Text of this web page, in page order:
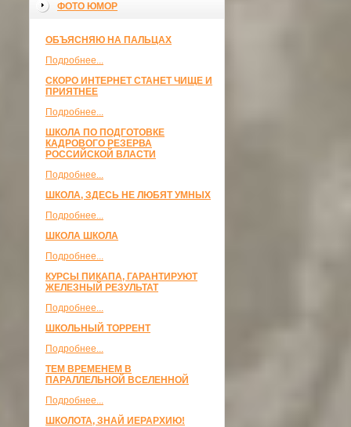
ФОТО ЮМОР
ОБЪЯСНЯЮ НА ПАЛЬЦАХ
Подробнее...
СКОРО ИНТЕРНЕТ СТАНЕТ ЧИЩЕ И
ПРИЯТНЕЕ
Подробнее...
ШКОЛА ПО ПОДГОТОВКЕ
КАДРОВОГО РЕЗЕРВА
РОССИЙСКОЙ ВЛАСТИ
Подробнее...
ШКОЛА, ЗДЕСЬ НЕ ЛЮБЯТ УМНЫХ
Подробнее...
ШКОЛА ШКОЛА
Подробнее...
КУРСЫ ПИКАПА, ГАРАНТИРУЮТ
ЖЕЛЕЗНЫЙ РЕЗУЛЬТАТ
Подробнее...
ШКОЛЬНЫЙ ТОРРЕНТ
Подробнее...
ТЕМ ВРЕМЕНЕМ В
ПАРАЛЛЕЛЬНОЙ ВСЕЛЕННОЙ
Подробнее...
ШКОЛОТА, ЗНАЙ ИЕРАРХИЮ!